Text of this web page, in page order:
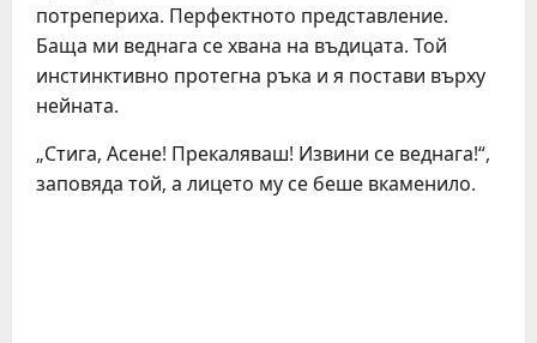
потрепериха. Перфектното представление.
Баща ми веднага се хвана на въдицата. Той
инстинктивно протегна ръка и я постави върху
нейната.
„Стига, Асене! Прекаляваш! Извини се веднага!“,
заповяда той, а лицето му се беше вкаменило.